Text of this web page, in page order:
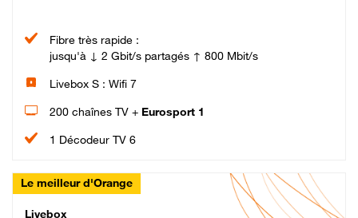
Fibre très rapide :
jusqu'à ↓ 2 Gbit/s partagés ↑ 800 Mbit/s
Livebox S : Wifi 7
200 chaînes TV + Eurosport 1
1 Décodeur TV 6
Le meilleur d'Orange
Livebox